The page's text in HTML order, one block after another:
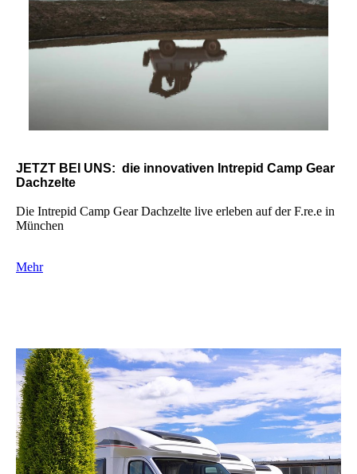
JETZT BEI UNS: die innovativen Intrepid Camp Gear
Dachzelte
Die Intrepid Camp Gear Dachzelte live erleben auf der F.re.e in
München
Mehr